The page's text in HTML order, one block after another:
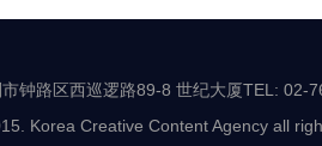
钟路区西巡逻路89-8 世纪大厦TEL: 02-
Korea Creative Content Agency all